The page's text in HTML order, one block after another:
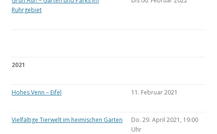
Ruhrgebiet
2021
Hohes Venn – Eifel 11. Februar 2021
Vielfältige Tierwelt im heimischen Garten
Do. 29. April 2021, 19:00
Uhr